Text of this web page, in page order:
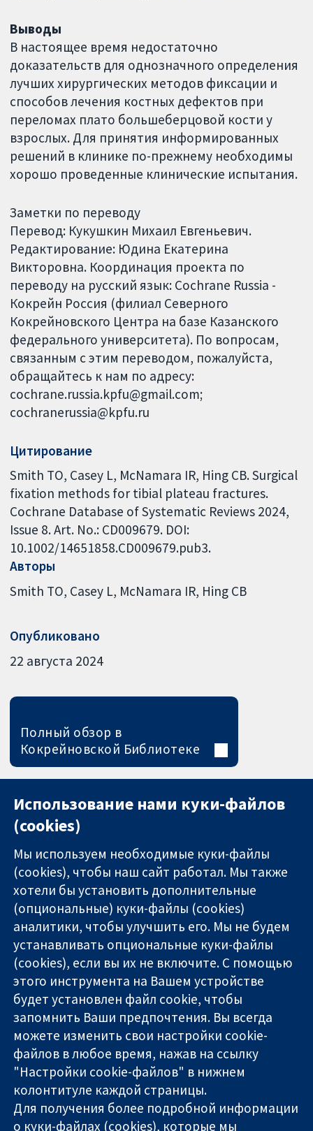
Выводы
В настоящее время недостаточно
доказательств для однозначного определения
лучших хирургических методов фиксации и
способов лечения костных дефектов при
переломах плато большеберцовой кости у
взрослых. Для принятия информированных
решений в клинике по-прежнему необходимы
хорошо проведенные клинические испытания.
Заметки по переводу
Перевод: Кукушкин Михаил Евгеньевич.
Редактирование: Юдина Екатерина
Викторовна. Координация проекта по
переводу на русский язык: Cochrane Russia -
Кокрейн Россия (филиал Северного
Кокрейновского Центра на базе Казанского
федерального университета). По вопросам,
связанным с этим переводом, пожалуйста,
обращайтесь к нам по адресу:
cochrane.russia.kpfu@gmail.com;
cochranerussia@kpfu.ru
Цитирование
Smith TO, Casey L, McNamara IR, Hing CB. Surgical
fixation methods for tibial plateau fractures.
Cochrane Database of Systematic Reviews 2024,
Issue 8. Art. No.: CD009679. DOI:
10.1002/14651858.CD009679.pub3.
Авторы
Smith TO Casey L McNamara IR Hing CB
Опубликовано
22 августа 2024
Полный обзор в
Кокрейновской Библиотеке
Надёжные
доказательства
Информированные
решения
Во благо
здоровья
11-13 Cavendish
Square
London
W1G 0AN
United Kingdom
Связаться с
нами
Новости
Пресс-
служба
О нас
Работа
Cochrane
Library
The Cochrane Collaboration is a charity (no. 1045921) and a
company limited by guarantee (no. 03044323) registered in
Использование нами куки-файлов
(cookies)
Мы используем необходимые куки-файлы
(cookies), чтобы наш сайт работал. Мы также
хотели бы установить дополнительные
(опциональные) куки-файлы (cookies)
аналитики, чтобы улучшить его. Мы не будем
устанавливать опциональные куки-файлы
(cookies), если вы их не включите. С помощью
этого инструмента на Вашем устройстве
будет установлен файл cookie, чтобы
запомнить Ваши предпочтения. Вы всегда
можете изменить свои настройки cookie-
файлов в любое время, нажав на ссылку
"Настройки cookie-файлов" в нижнем
колонтитуле каждой страницы.
Для получения более подробной информации
о куки-файлах (cookies), которые мы